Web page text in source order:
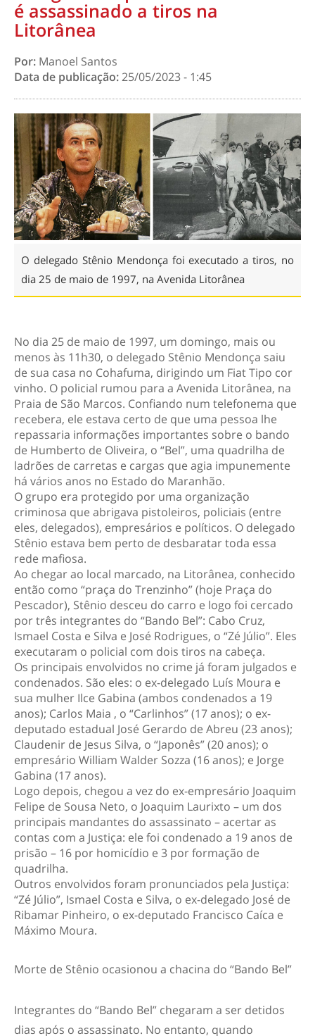
é assassinado a tiros na
Litorânea
Por: Manoel Santos
Data de publicação:25/05/2023 - 1:45
O delegado Stênio Mendonça foi executado a tiros, no
dia 25 de maio de 1997, na Avenida Litorânea
No dia 25 de maio de 1997, um domingo, mais ou
menos às 11h30, o delegado Stênio Mendonça saiu
de sua casa no Cohafuma, dirigindo um Fiat Tipo cor
vinho. O policial rumou para a Avenida Litorânea, na
Praia de São Marcos. Confiando num telefonema que
recebera, ele estava certo de que uma pessoa lhe
repassaria informações importantes sobre o bando
de Humberto de Oliveira, o “Bel”, uma quadrilha de
ladrões de carretas e cargas que agia impunemente
há vários anos no Estado do Maranhão.
O grupo era protegido por uma organização
criminosa que abrigava pistoleiros, policiais (entre
eles, delegados), empresários e políticos. O delegado
Stênio estava bem perto de desbaratar toda essa
rede mafiosa.
Ao chegar ao local marcado, na Litorânea, conhecido
então como “praça do Trenzinho” (hoje Praça do
Pescador), Stênio desceu do carro e logo foi cercado
por três integrantes do “Bando Bel”: Cabo Cruz,
Ismael Costa e Silva e José Rodrigues, o “Zé Júlio”. Eles
executaram o policial com dois tiros na cabeça.
Os principais envolvidos no crime já foram julgados e
condenados. São eles: o ex-delegado Luís Moura e
sua mulher Ilce Gabina (ambos condenados a 19
anos); Carlos Maia , o “Carlinhos” (17 anos); o ex-
deputado estadual José Gerardo de Abreu (23 anos);
Claudenir de Jesus Silva, o “Japonês” (20 anos); o
empresário William Walder Sozza (16 anos); e Jorge
Gabina (17 anos).
Logo depois, chegou a vez do ex-empresário Joaquim
Felipe de Sousa Neto, o Joaquim Laurixto – um dos
principais mandantes do assassinato – acertar as
contas com a Justiça: ele foi condenado a 19 anos de
prisão – 16 por homicídio e 3 por formação de
quadrilha.
Outros envolvidos foram pronunciados pela Justiça:
“Zé Júlio”, Ismael Costa e Silva, o ex-delegado José de
Ribamar Pinheiro, o ex-deputado Francisco Caíca e
Máximo Moura.
Morte de Stênio ocasionou a chacina do “Bando Bel”
Integrantes do “Bando Bel” chegaram a ser detidos
dias após o assassinato. No entanto, quando